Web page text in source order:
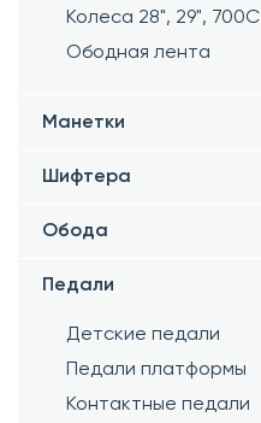
Колеса 28", 29", 700С
Ободная лента
Манетки
Шифтера
Обода
Педали
Детские педали
Педали платформы
Контактные педали